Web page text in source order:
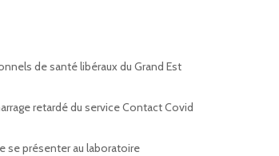
de santé libéraux du Grand Est
retardé du service Contact Covid
se présenter au laboratoire